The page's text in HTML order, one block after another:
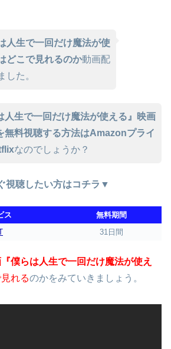
人生で一回だけ魔法が使
どこで見れるのか動画配
した。
人生で一回だけ魔法が使える』映画
無料視聴する方法はAmazonプライ
なのでしょうか？
視聴したい方はコチラ▼
ス
無料期間
31日間
『僕らは人生で一回だけ魔法が使え
れるのかをみていきましょう。